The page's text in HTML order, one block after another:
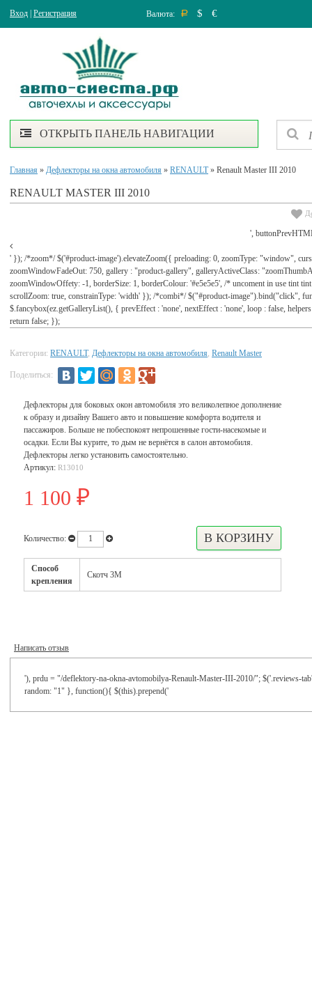
Вход Регистрация Валюта: Р $ €
ОТКРЫТЬ ПАНЕЛЬ НАВИГАЦИИ
Главная » Дефлекторы на окна автомобиля » RENAULT» Renault Master III 2010
RENAULT MASTER III 2010
',
' }); /*zoom*/ $('#product-image').elevateZoom({ preloading: 0, zoomType: "window",
zoomWindowFadeOut: 750, gallery : "product-gallery", galleryActiveClass:
zoomWindowOffety: -1, borderSize: 1, borderColour: '#e5e5e5', /* uncoment in use tint
scrollZoom: true, constrainType: 'width' }); /*combi*/ $("#product-image").bind("click",
$.fancybox(ez.getGalleryList(), { prevEffect : 'none', nextEffect : 'none', loop : false,
return false; });
Категории: RENAULT, Дефлекторы на окна автомобиля, Renault Master
Поделиться:
Дефлекторы для боковых окон автомобиля это великолепное дополнение
к образу и дизайну Вашего авто и повышение комфорта водителя и
пассажиров. Больше не побеспокоят непрошенные гости-насекомые и
осадки. Если Вы курите, то дым не вернётся в салон автомобиля.
Дефлекторы легко установить самостоятельно.
Артикул: R13010
1 100 ₽
Количество:
Способ
крепления
Скотч 3М
Написать отзыв
'), prdu = "/deflektory-na-okna-avtomobilya-Renault-Master-III-2010/"; $('.reviews-
random: "1" }, function(){ $(this).prepend('